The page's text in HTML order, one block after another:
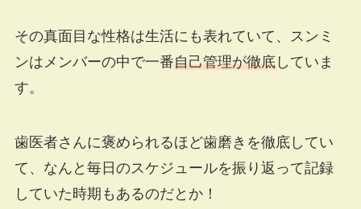
その真面目な性格は生活にも表れていて、スンミ
ンはメンバーの中で一番自己管理が徹底していま
す。
歯医者さんに褒められるほど歯磨きを徹底してい
て、なんと毎日のスケジュールを振り返って記録
していた時期もあるのだとか！